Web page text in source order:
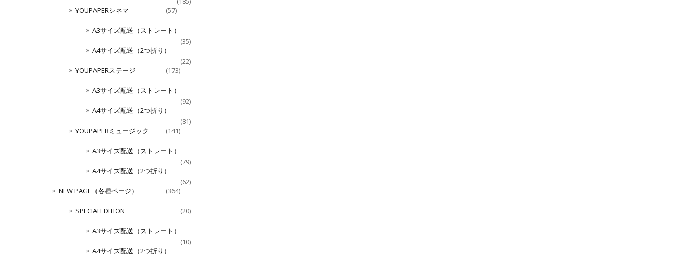
YOUPAPERシネマ
(57)
A3サイズ配送（ストレート）
(35)
A4サイズ配送（2つ折り）
(22)
YOUPAPERステージ
(173)
A3サイズ配送（ストレート）
(92)
A4サイズ配送（2つ折り）
(81)
YOUPAPERミュージック
(141)
A3サイズ配送（ストレート）
(79)
A4サイズ配送（2つ折り）
(62)
NEW PAGE（各種ページ）
(364)
SPECIALEDITION (20)
A3サイズ配送（ストレート）
(10)
A4サイズ配送（2つ折り）